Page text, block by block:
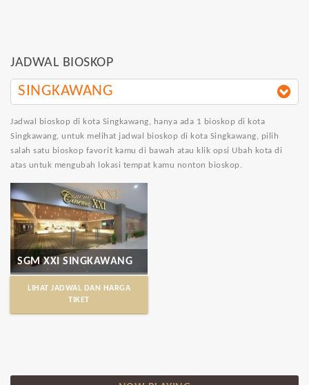
JADWAL BIOSKOP
SINGKAWANG
Jadwal bioskop di kota Singkawang, hanya ada 1 bioskop di kota
Singkawang, untuk melihat jadwal bioskop di kota Singkawang, pilih
salah satu bioskop favorit kamu di bawah atau klik opsi Ubah kota di
atas untuk mengubah lokasi tempat kamu nonton bioskop.
SGM XXI SINGKAWANG
LIHAT JADWAL DAN HARGA
TIKET